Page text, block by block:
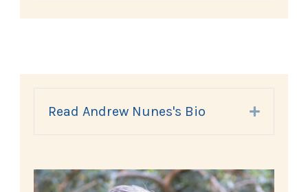
Read Andrew Nunes's Bio Expand